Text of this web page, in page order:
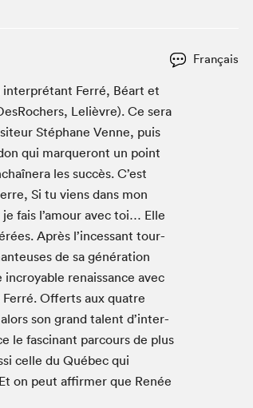
des libraires
ta classe
Hydro-Québec
littéraire international Metropolis
Français
inter­pré­tant Fer­ré, Béart et
Lelièvre). Ce sera
Stéphane Venne, puis
qui mar­queront un point
les suc­cès. C’est
Si tu viens dans mon
fais l’amour avec toi… Elle
Après l’inces­sant tour­
de sa généra­tion
incroy­able renais­sance avec
Fer­ré. Offerts aux qua­tre
son grand tal­ent d’in­ter­
le fasci­nant par­cours de plus
celle du Québec qui
on peut affirmer que Renée